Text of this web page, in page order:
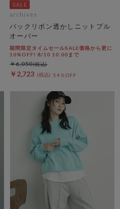
archives
バックリボン透かしニットプル
オーバー
期間限定タイムセールSALE価格から更に
10%OFF! 8/10 10:00まで
￥2,723 54％OFF
￥6,050